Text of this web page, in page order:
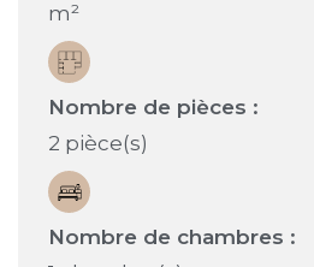
m²
Nombre de pièces :
2 pièce(s)
Nombre de chambres :